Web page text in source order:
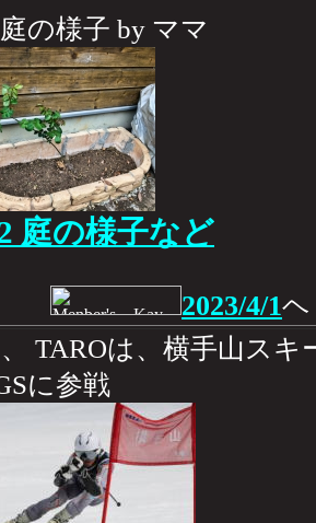
の様子 by ママ
庭の様子など
2023/4/1ヘ
TAROは、横手山ス
に参戦